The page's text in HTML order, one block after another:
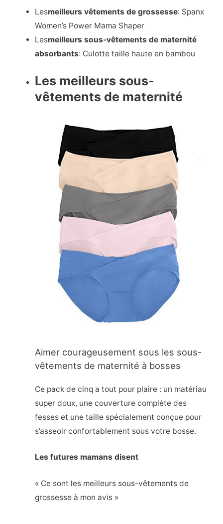
Lesmeilleurs vêtements de grossesse: Spanx
Women’s Power Mama Shaper
Lesmeilleurs sous-vêtements de maternité
absorbants: Culotte taille haute en bambou
Les meilleurs sous-
vêtements de maternité
Aimer courageusement sous les sous-
vêtements de maternité à bosses
Ce pack de cinq a tout pour plaire : un matériau
super doux, une couverture complète des
fesses et une taille spécialement conçue pour
s’asseoir confortablement sous votre bosse.
Les futures mamans disent
« Ce sont les meilleurs sous-vêtements de
grossesse à mon avis »